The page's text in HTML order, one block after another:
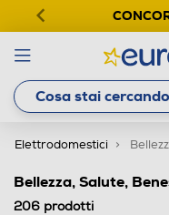
Elettrodomestici
Bellezza, Salute,
206 prodotti